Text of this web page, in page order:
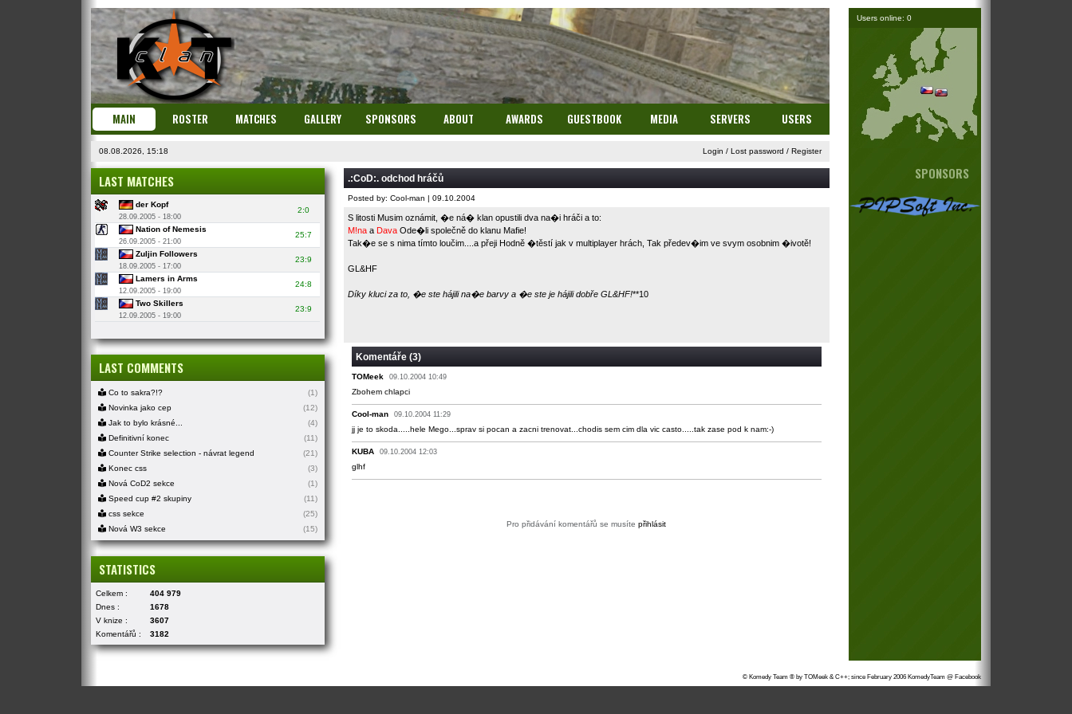
MAIN ROSTER MATCHES GALLERY SPONSORS ABOUT AWARDS GUESTBOOK MEDIA SERVERS USERS
08.08.2026, 15:18 Login / Lost password / Register
LAST MATCHES
der Kopf
28.09.2005 - 18:00
2:0
Nation of Nemesis
26.09.2005 - 21:00
25:7
Zuljin Followers
18.09.2005 - 17:00
23:9
Lamers in Arms
12.09.2005 - 19:00
24:8
Two Skillers
12.09.2005 - 19:00
23:9
LAST COMMENTS
Co to sakra?!?
(1)
Novinka jako cep
(12)
Jak to bylo krásné...
(4)
Definitivní konec
(11)
Counter Strike selection - návrat legend
(21)
Konec css
(3)
Nová CoD2 sekce
(1)
Speed cup #2 skupiny
(11)
css sekce
(25)
Nová W3 sekce
(15)
STATISTICS
Celkem :
404 979
Dnes :
1678
V knize :
3607
Komentářů :
3182
.:CoD:. odchod hráčů
Posted by: Cool-man | 09.10.2004
S litosti Musim oznámit, �e ná� klan opustili dva na�i hráči a to:
M!naa DavaOde�li společně do klanu Mafie!
Tak�e se s nima tímto loučim....a přeji Hodně �těstí jak v multiplayer hrách, Tak předev�im ve svym osobnim �ivotě!
GL&HF
Díky kluci za to, �e ste hájili na�e barvy a �e ste je hájili dobře GL&HF!**10
Komentáře (3)
TOMeek 09.10.2004 10:49
Zbohem chlapci
Cool-man 09.10.2004 11:29
jj je to skoda.....hele Mego...sprav si pocan a zacni trenovat...chodis sem cim dla vic casto.....tak zase pod k nam:-)
KUBA 09.10.2004 12:03
glhf
Pro přidávání komentářů se musítepřihlásit
Users online: 0
SPONSORS
© Komedy Team ® by TOMeek & C++; since February 2006 KomedyTeam @ Facebook